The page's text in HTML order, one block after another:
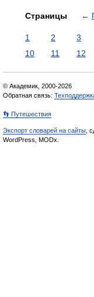
Страницы ←
1 2 3
10
11 12
© Академик, 2000-2026
Обратная связь:
👣 Путешествия
Экспорт словарей на сайты ,
WordPress, MODx.